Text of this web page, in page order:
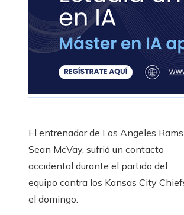
El entrenador de Los Angeles Rams,
Sean McVay, sufrió un contacto
accidental durante el partido del
equipo contra los Kansas City
el domingo.